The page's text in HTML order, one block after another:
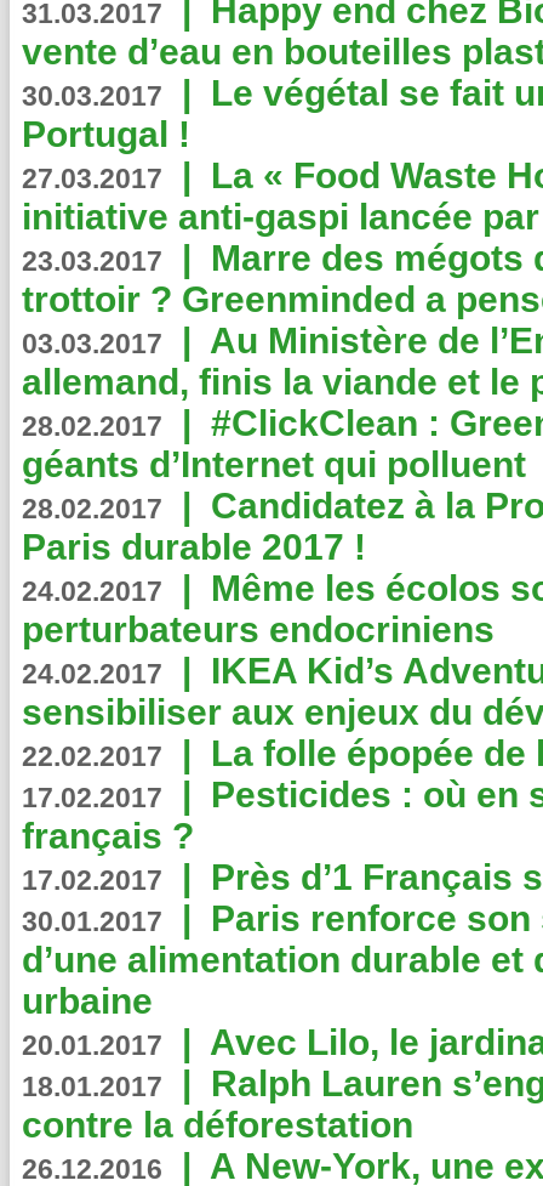
31.03.2017 | Happy end chez
vente d’eau en bouteilles
30.03.2017 | Le végétal se fait
Portugal !
27.03.2017 | La « Food Waste
initiative anti-gaspi lancée
23.03.2017 | Marre des mégots
trottoir ? Greenminded a
03.03.2017 | Au Ministère de
allemand, finis la viande et le
28.02.2017 | #ClickClean :
géants d’Internet qui polluent
28.02.2017 | Candidatez à la
Paris durable 2017 !
24.02.2017 | Même les écolos
perturbateurs endocriniens
24.02.2017 | IKEA Kid’s
sensibiliser aux enjeux du
22.02.2017 | La folle épopée de
17.02.2017 | Pesticides : où en
français ?
17.02.2017 | Près d’1 Français
30.01.2017 | Paris renforce
d’une alimentation durable et
urbaine
20.01.2017 | Avec Lilo, le
18.01.2017 | Ralph Lauren
contre la déforestation
26.12.2016 | A New-York, une